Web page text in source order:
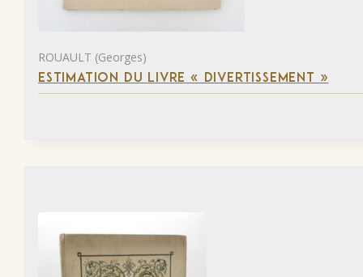
ROUAULT (Georges)
ESTIMATION DU LIVRE « DIVERTISSEMENT »